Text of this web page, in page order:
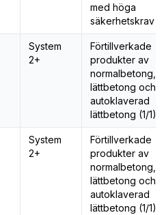
med höga
säkerhetskrav
System
2+
Förtillverkade
produkter av
normalbetong,
lättbetong och
autoklaverad
lättbetong (1/1)
System
2+
Förtillverkade
produkter av
normalbetong,
lättbetong och
autoklaverad
lättbetong (1/1)